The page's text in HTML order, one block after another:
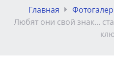
Главная
Любят они свой знак...